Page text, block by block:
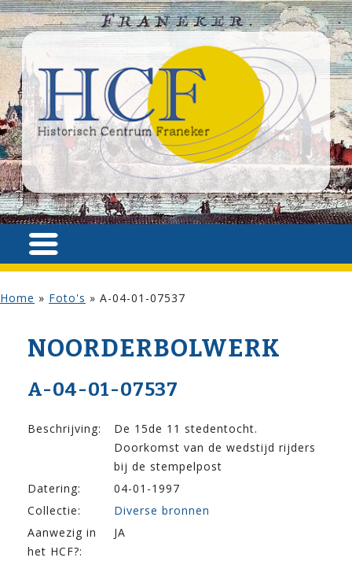
Home » Foto's » A-04-01-07537
NOORDERBOLWERK
A-04-01-07537
Beschrijving:
De 15de 11 stedentocht.
Doorkomst van de wedstijd rijders
bij de stempelpost
Datering:
04-01-1997
Collectie:
Diverse bronnen
Aanwezig in
het HCF?:
JA